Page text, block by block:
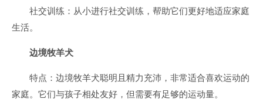
社交训练：从小进行社交训练，帮助它们更好地适应家庭
生活。
边境牧羊犬
特点：边境牧羊犬聪明且精力充沛，非常适合喜欢运动的
家庭。它们与孩子相处友好，但需要有足够的运动量。